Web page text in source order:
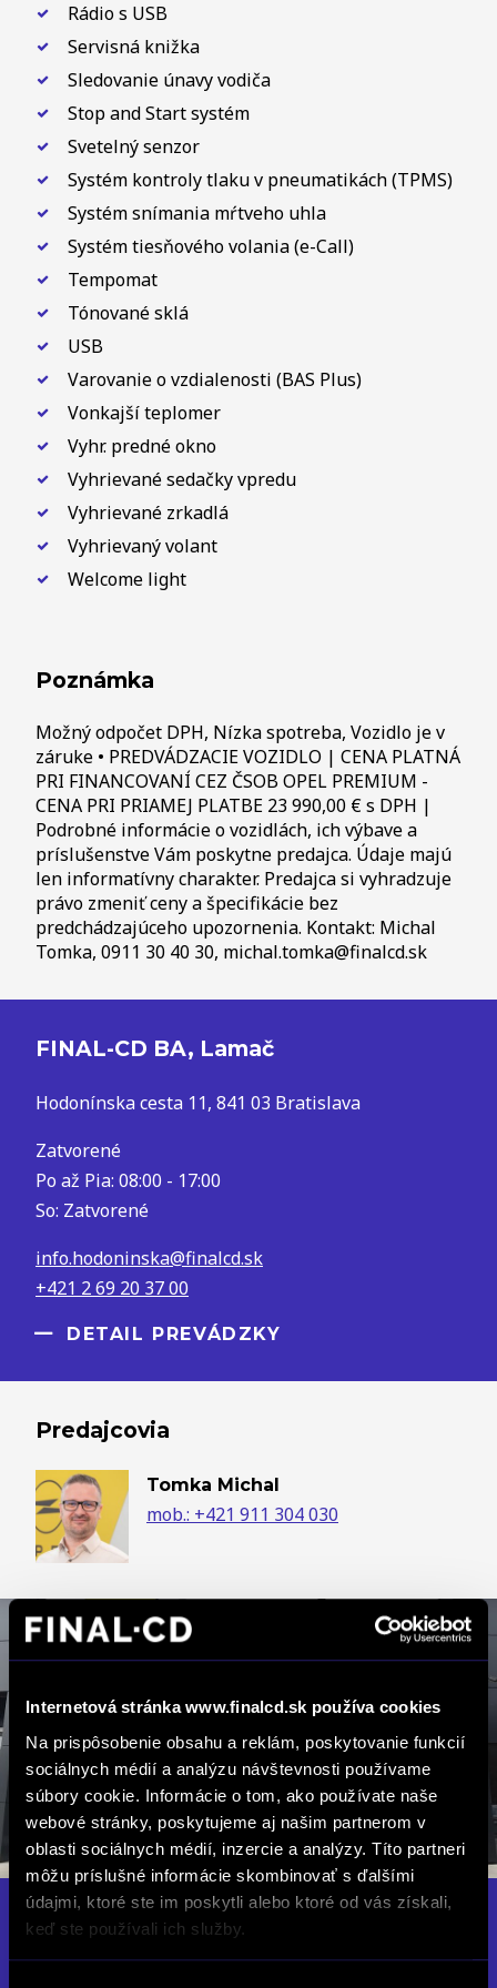
Internetová stránka www.finalcd.sk používa cookies
Na prispôsobenie obsahu a reklám, poskytovanie funkcií
sociálnych médií a analýzu návštevnosti používame
súbory cookie. Informácie o tom, ako používate naše
webové stránky, poskytujeme aj našim partnerom v
oblasti sociálnych médií, inzercie a analýzy. Títo partneri
môžu príslušné informácie skombinovať s ďalšími
údajmi, ktoré ste im poskytli alebo ktoré od vás získali,
keď ste používali ich služby.
Rádio s USB
Servisná knižka
Sledovanie únavy vodiča
Stop and Start systém
Svetelný senzor
Systém kontroly tlaku v pneumatikách (TPMS)
Systém snímania mŕtveho uhla
Systém tiesňového volania (e-Call)
Tempomat
Tónované sklá
USB
Varovanie o vzdialenosti (BAS Plus)
Vonkajší teplomer
Vyhr. predné okno
Vyhrievané sedačky vpredu
Vyhrievané zrkadlá
Vyhrievaný volant
Welcome light
Poznámka
Možný odpočet DPH, Nízka spotreba, Vozidlo je v
záruke • PREDVÁDZACIE VOZIDLO | CENA PLATNÁ
PRI FINANCOVANÍ CEZ ČSOB OPEL PREMIUM -
CENA PRI PRIAMEJ PLATBE 23 990,00 € s DPH |
Podrobné informácie o vozidlách, ich výbave a
príslušenstve Vám poskytne predajca. Údaje majú
len informatívny charakter. Predajca si vyhradzuje
právo zmeniť ceny a špecifikácie bez
predchádzajúceho upozornenia. Kontakt: Michal
Tomka, 0911 30 40 30, michal.tomka@finalcd.sk
FINAL-CD BA, Lamač
Hodonínska cesta 11, 841 03 Bratislava
Zatvorené
Po až Pia: 08:00 - 17:00
So: Zatvorené
info.hodoninska@finalcd.sk
+421 2 69 20 37 00
DETAIL PREVÁDZKY
Predajcovia
Tomka Michal
mob.: +421 911 304 030
FINAL-CD Banská Bystrica